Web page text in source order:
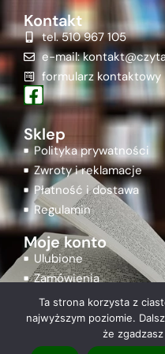
Kontakt
tel. 510 967 105
e-mail:
formularz kontaktowy
Sklep
Polityka prywatności
Zwroty i reklamacje
Płatność i dostawa
Regulamin
Moje konto
Ulubione
Zamówienia
Rejestracja
Logowanie
Ta strona korzysta z
najwyższym poziomie.
że